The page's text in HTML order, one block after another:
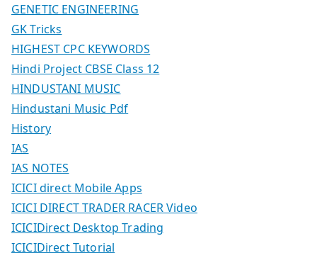
GENETIC ENGINEERING
GK Tricks
HIGHEST CPC KEYWORDS
Hindi Project CBSE Class 12
HINDUSTANI MUSIC
Hindustani Music Pdf
History
IAS
IAS NOTES
ICICI direct Mobile Apps
ICICI DIRECT TRADER RACER Video
ICICIDirect Desktop Trading
ICICIDirect Tutorial